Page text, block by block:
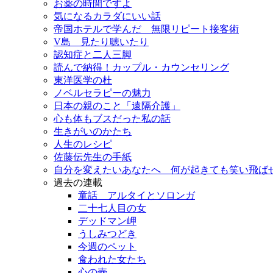
お薬の時間ですよ
気になるカラダにいい話
帝国ホテルで学んだ 無限リピート接客術
V島 見たり聴いたり
認知症と二人三脚
読んで納得！カップル・カウンセリング
東洋医学の杜
ノベルセラピーの魅力
日本の親のこと「遠隔介護」
心も体もブスだった私の話
生きがいのかたち
人生のレシピ
佐藤伝先生の手紙
自分を変えたいあなたへ 何が起きても笑い飛ば
過去の連載
童話 アルタイとソロンガ
二十七人目の女
デッドマン岬
うしみつどき
今週のペット
食われた女たち